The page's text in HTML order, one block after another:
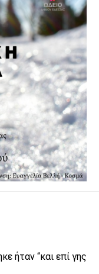
ήταν “και επί γης